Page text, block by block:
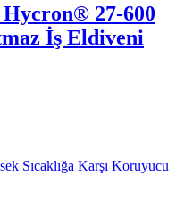
27-600
İş Eldiveni